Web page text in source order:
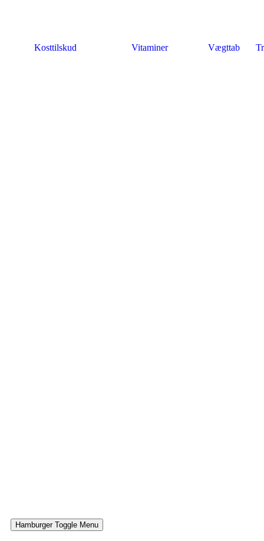
Kosttilskud Vitaminer Vægttab
Hamburger Toggle Menu